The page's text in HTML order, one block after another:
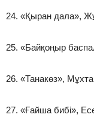
24. «Қыран дала»,
25. «Байқоңыр
26. «Танакөз»,
27. «Ғайша бибі»,